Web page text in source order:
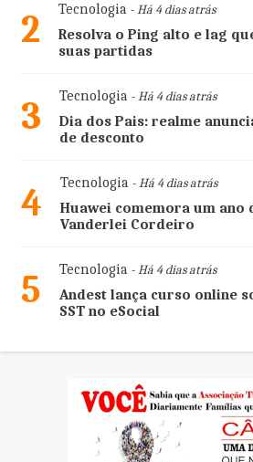
2 Tecnologia- Há 4 dias atrás
Resolva o Ping alto e lag
suas partidas
3 Tecnologia- Há 4 dias atrás
Dia dos Pais: realme
de desconto
4 Tecnologia- Há 4 dias atrás
Huawei comemora um ano
Vanderlei Cordeiro
5 Tecnologia- Há 4 dias atrás
Andest lança curso online
SST no eSocial